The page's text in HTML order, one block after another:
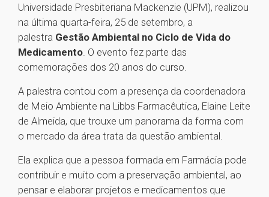
Universidade Presbiteriana Mackenzie (UPM), realizou
na última quarta-feira, 25 de setembro, a
palestra Gestão Ambiental no Ciclo de Vida do
Medicamento. O evento fez parte das
comemorações dos 20 anos do curso.
A palestra contou com a presença da coordenadora
de Meio Ambiente na Libbs Farmacêutica, Elaine Leite
de Almeida, que trouxe um panorama da forma com
o mercado da área trata da questão ambiental.
Ela explica que a pessoa formada em Farmácia pode
contribuir e muito com a preservação ambiental, ao
pensar e elaborar projetos e medicamentos que